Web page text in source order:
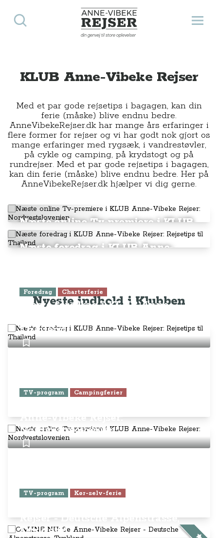
Anne-Vibeke Rejser
din genvej til store oplevelser
Åbn
Søg
KLUB Anne-Vibeke Rejser
Med et par gode rejsetips i bagagen, kan din
ferie (måske) blive endnu bedre.
AnneVibekeRejser.dk har mange års erfaringer i
flere former for rejser og vi har godt nok gjort os
mange erfaringer med rygsæk, i vandrestøvler,
på cykle og camping, på krydstogt og på
rundrejser. Med et par gode rejsetips i bagagen,
kan din ferie (måske) blive endnu bedre. Her på
AnneVibekeRejser.dk hjælper vi dig gerne.
Næste online Tv-premiere i KLUB
Anne-Vibeke Rejser:
Nordvestslovenien
Næste foredrag i KLUB Anne-
Anne-Vibeke Isaksen
Vært og rejsejournalist
Nyeste indhold i Klubben
Foredrag Charterferie
Næste foredrag i KLUB Anne-
Thailand
TV-program Campingferier
Anne-Vibeke Rejser:
Nordvestslovenien
TV-program Kør-selv-ferie
Rejser - Deutsche Alpenstrasse,
Tyskland